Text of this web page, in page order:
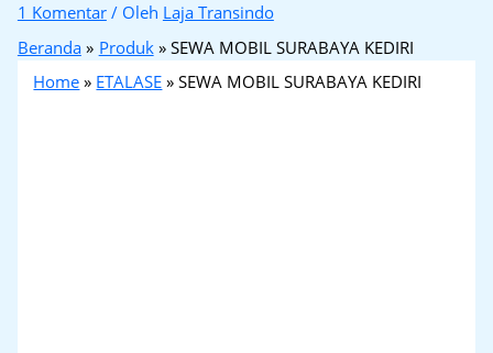
1 Komentar / Oleh Laja Transindo
Beranda
Produk
SEWA MOBIL SURABAYA KEDIRI
Home » ETALASE »SEWA MOBIL SURABAYA KEDIRI